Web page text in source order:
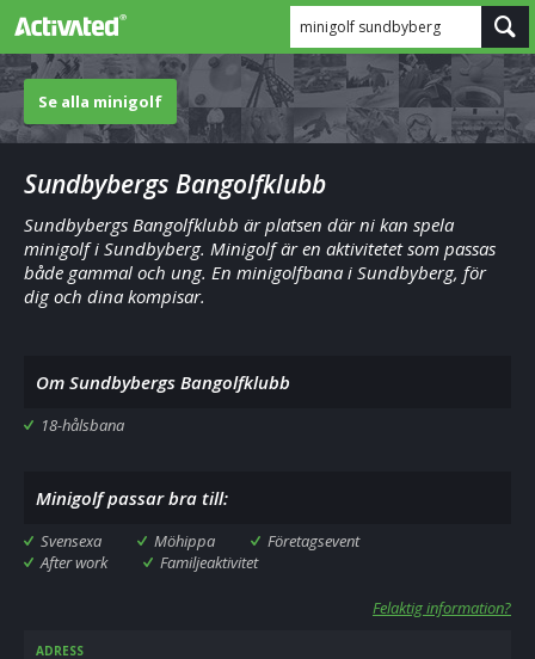
minigolf sundbyberg
Se alla minigolf
Sundbybergs Bangolfklubb
Sundbybergs Bangolfklubb är platsen där ni kan spela
minigolf i Sundbyberg. Minigolf är en aktivitetet som passas
både gammal och ung. En minigolfbana i Sundbyberg, för
dig och dina kompisar.
Om Sundbybergs Bangolfklubb
18-hålsbana
Minigolf passar bra till:
Svensexa Möhippa
Företagsevent
After work
Familjeaktivitet
Felaktig information?
ADRESS